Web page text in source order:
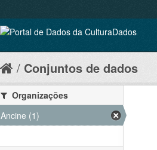
Conjuntos de dados
Organizações
Ancine (1)